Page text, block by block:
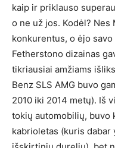
kaip ir priklauso
o ne už jos. Kodėl?
konkurentus, o ėjo
Fetherstono dizainas
tikriausiai amžiams
Benz SLS AMG buvo
2010 iki 2014 metų). Iš
tokių automobilių, buvo
kabrioletas (kuris